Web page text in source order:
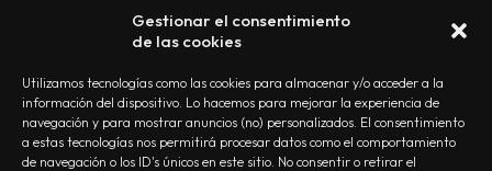
Gestionar el consentimiento
de las cookies
Utilizamos tecnologías como las cookies para almacenar y/o acceder a la
información del dispositivo. Lo hacemos para mejorar la experiencia de
navegación y para mostrar anuncios (no) personalizados. El consentimiento
a estas tecnologías nos permitirá procesar datos como el comportamiento
de navegación o los ID's únicos en este sitio. No consentir o retirar el
NOSOTROS CONTACTO EDITORIAL POLÍTICA DE PRIVACIDAD